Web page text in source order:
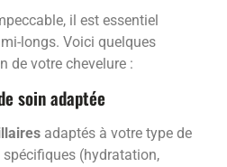
il est essentiel
longs. Voici quelques
de votre chevelure :
soin adaptée
adaptés à votre type de
(hydratation,